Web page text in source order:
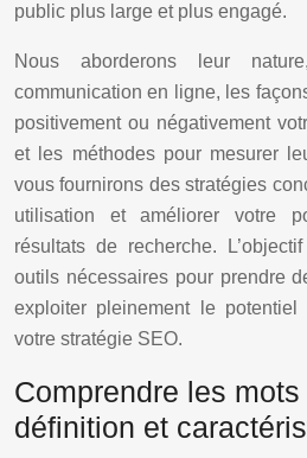
public plus large et plus engagé.
Nous aborderons leur
communication en ligne, les
positivement ou négativement
et les méthodes pour mesurer
vous fournirons des stratégies
utilisation et améliorer votre
résultats de recherche.
outils nécessaires pour prendre
exploiter pleinement le
votre stratégie SEO.
Comprendre les
définition et